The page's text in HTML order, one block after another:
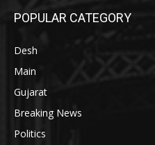
POPULAR CATEGORY
Desh
Main
Gujarat
Breaking News
Politics